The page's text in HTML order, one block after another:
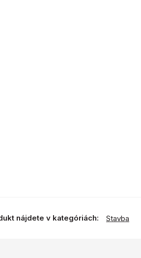
nájdete v kategóriách: Stavba